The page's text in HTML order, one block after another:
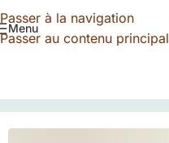
Passer à la navigation
Passer au contenu principal
Menu